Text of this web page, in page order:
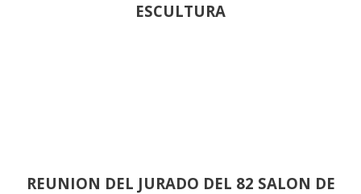
ESCULTURA
REUNION DEL JURADO DEL 82 SALON DE